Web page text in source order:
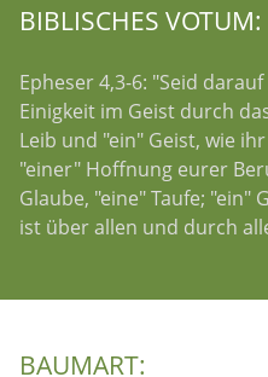
BIBLISCHES VOTUM:
Epheser 4,3-6: "Seid
Einigkeit im Geist durch
Leib und "ein" Geist, wie
"einer" Hoffnung eurer
Glaube, "eine" Taufe; "ein"
ist über allen und durch
BAUMART: